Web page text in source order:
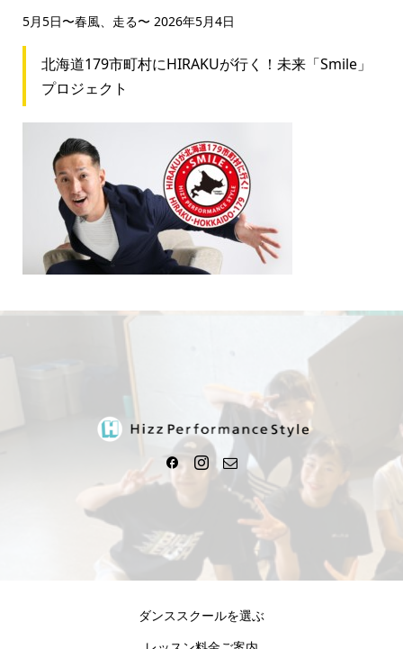
5月5日〜春風、走る〜 2026年5月4日
北海道179市町村にHIRAKUが行く！未来「Smile」
プロジェクト
ダンススクールを選ぶ